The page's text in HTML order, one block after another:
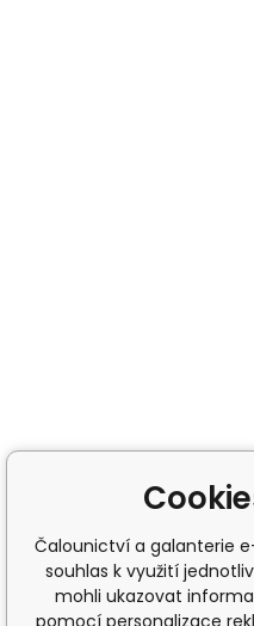
Čalounictví a galanterie
souhlas k využití
mohli ukazovat
pomocí personalizace